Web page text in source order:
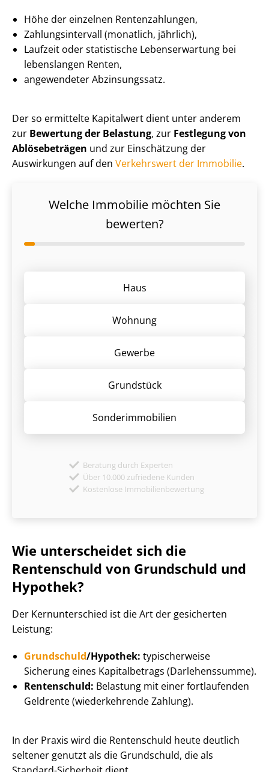
Höhe der einzelnen Rentenzahlungen,
Zah­lungs­in­ter­vall (monatlich, jährlich),
Laufzeit oder statistische Lebenserwartung bei
lebenslangen Renten,
angewendeter Abzinsungssatz.
Der so ermittelte Kapitalwert dient unter anderem
zur Bewertung der Belastung, zur Festlegung von
Ablösebeträgen und zur Einschätzung der
Auswirkungen auf den Verkehrswert der Immobilie.
Welche Immobilie möchten Sie
bewerten?
Haus
Wohnung
Gewerbe
Grund­stück
Sonder­immobilien
Beratung durch Experten
Über 10.000 zufriedene Kunden
Kostenlose Immobilienbewertung
Wie unterscheidet sich die
Rentenschuld von Grundschuld und
Hypothek?
Der Kernunterschied ist die Art der gesicherten
Leistung:
Grundschuld/Hypothek: typischerweise
Sicherung eines Kapitalbetrags (Darlehenssumme).
Rentenschuld: Belastung mit einer fortlaufenden
Geldrente (wiederkehrende Zahlung).
In der Praxis wird die Rentenschuld heute deutlich
seltener genutzt als die Grundschuld, die als